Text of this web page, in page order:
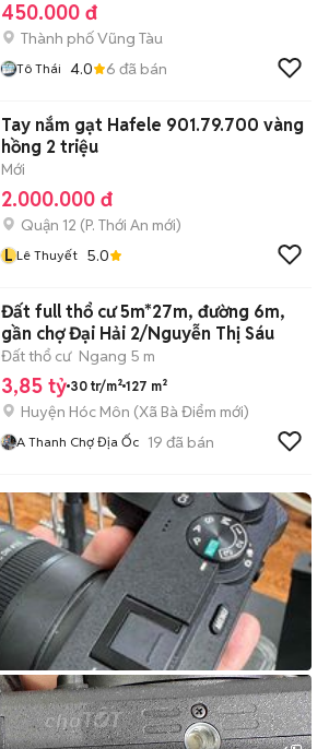
450.000 đ
Thành phố Vũng Tàu
Tô Thái 4.0 6 đã bán
Tay nắm gạt Hafele 901.79.700 vàng
hồng 2 triệu
Mới
2.000.000 đ
Quận 12 (P. Thới An mới)
L Lê Thuyết 5.0
Đất full thổ cư 5m*27m, đường 6m,
gần chợ Đại Hải 2/Nguyễn Thị Sáu
Đất thổ cư Ngang 5 m
3,85 tỷ 30 tr/m² 127 m²
Huyện Hóc Môn (Xã Bà Điểm mới)
A Thanh Chợ Địa Ốc 19 đã bán